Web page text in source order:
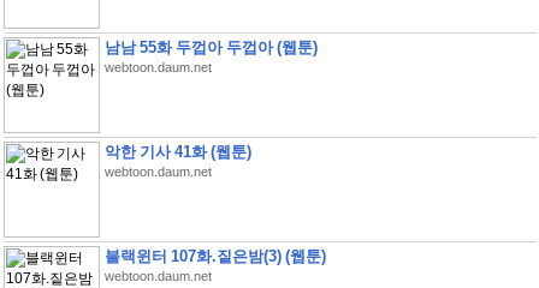
남남 55화 두껍아 두껍아 (웹툰)
webtoon.daum.net
악한 기사 41화 (웹툰)
webtoon.daum.net
블랙윈터 107화.짙은밤(3) (웹툰)
webtoon.daum.net